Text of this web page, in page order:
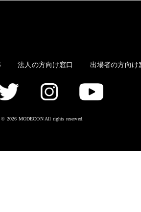
法人の方向け窓口 出場者の方向け
2026 MODECON All rights reserved.